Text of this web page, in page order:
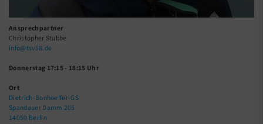
Ansprechpartner
Christopher Stubbe
info@tsv58.de
Donnerstag 17:15 - 18:15 Uhr
Ort
Dietrich-Bonhoeffer-GS
Spandauer Damm 205
14050 Berlin